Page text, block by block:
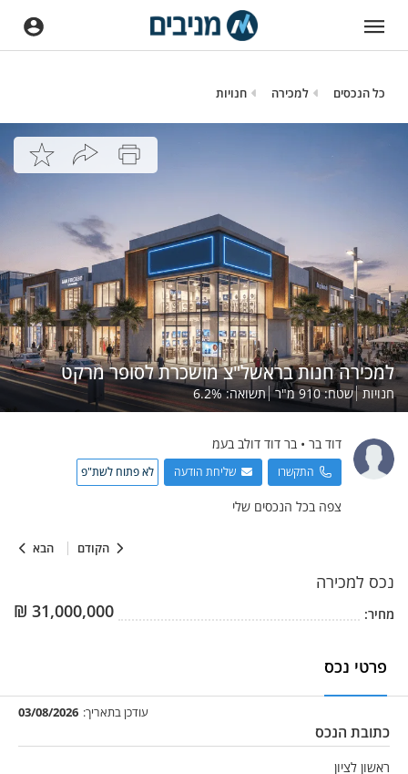
כל הנכסים למכירה חנויות
הקודם הבא
למכירה חנות בראשל"צ מושכרת לסופר מרקט
חנויות שטח:910מ"ר תשואה: 6.2%
דוד בר • בר דוד דולב בעמ
התקשרו שליחת הודעה לא פתוח לשת"פ
צפה בכל הנכסים שלי
נכס למכירה
מחיר: 31,000,000
₪
פרטי נכס
עודכן בתאריך: 03/08/2026
כתובת הנכס
ראשון לציון